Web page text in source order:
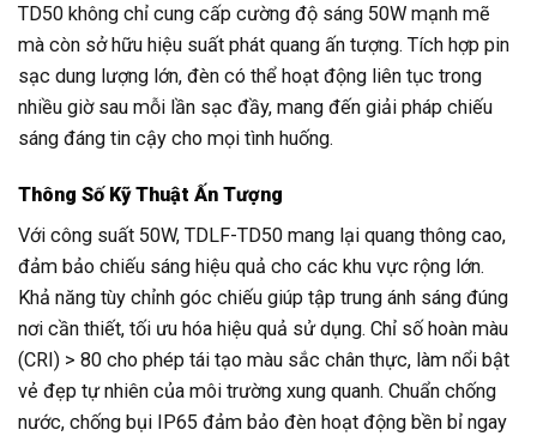
TD50 không chỉ cung cấp cường độ sáng 50W mạnh mẽ
mà còn sở hữu hiệu suất phát quang ấn tượng. Tích hợp pin
sạc dung lượng lớn, đèn có thể hoạt động liên tục trong
nhiều giờ sau mỗi lần sạc đầy, mang đến giải pháp chiếu
sáng đáng tin cậy cho mọi tình huống.
Thông Số Kỹ Thuật Ấn Tượng
Với công suất 50W, TDLF-TD50 mang lại quang thông cao,
đảm bảo chiếu sáng hiệu quả cho các khu vực rộng lớn.
Khả năng tùy chỉnh góc chiếu giúp tập trung ánh sáng đúng
nơi cần thiết, tối ưu hóa hiệu quả sử dụng. Chỉ số hoàn màu
(CRI) > 80 cho phép tái tạo màu sắc chân thực, làm nổi bật
vẻ đẹp tự nhiên của môi trường xung quanh. Chuẩn chống
nước, chống bụi IP65 đảm bảo đèn hoạt động bền bỉ ngay